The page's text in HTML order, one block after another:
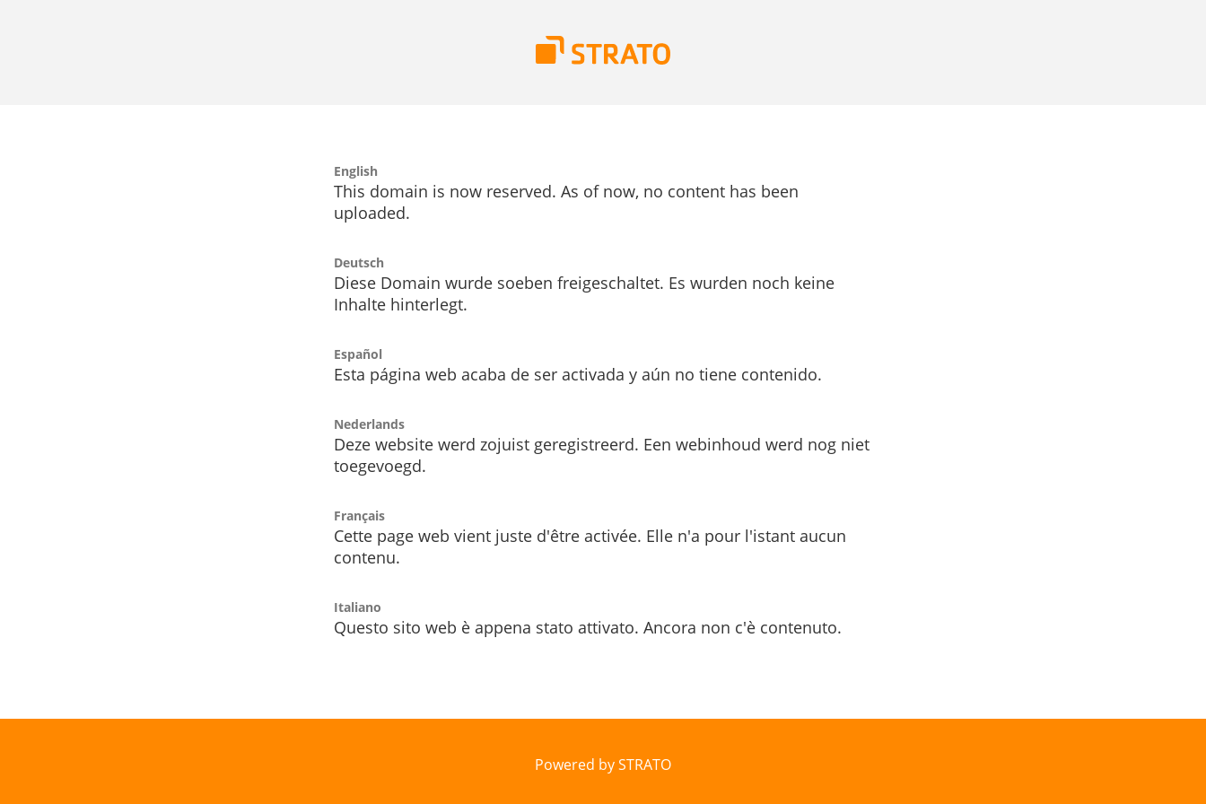
English
This domain is now reserved. As of now, no content has been
uploaded.
Deutsch
Diese Domain wurde soeben freigeschaltet. Es wurden noch keine
Inhalte hinterlegt.
Español
Esta página web acaba de ser activada y aún no tiene contenido.
Nederlands
Deze website werd zojuist geregistreerd. Een webinhoud werd nog niet
toegevoegd.
Français
Cette page web vient juste d'être activée. Elle n'a pour l'istant aucun
contenu.
Italiano
Questo sito web è appena stato attivato. Ancora non c'è contenuto.
Powered by STRATO